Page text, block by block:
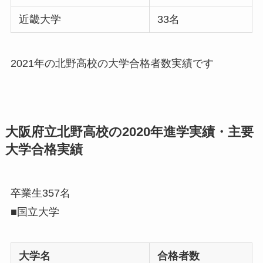
近畿大学 33名
2021年の北野高校の大学合格者数実績です
大阪府立北野高校の2020年進学実績・主要
大学合格実績
卒業生357名
■国立大学
大学名 合格者数